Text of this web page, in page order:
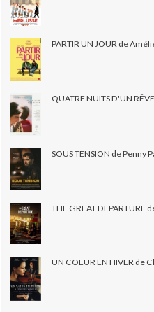
PARTIR UN JOUR de
QUATRE NUITS D'UN
SOUS TENSION de Penny
THE GREAT DEPARTURE
UN COEUR EN HIVER de